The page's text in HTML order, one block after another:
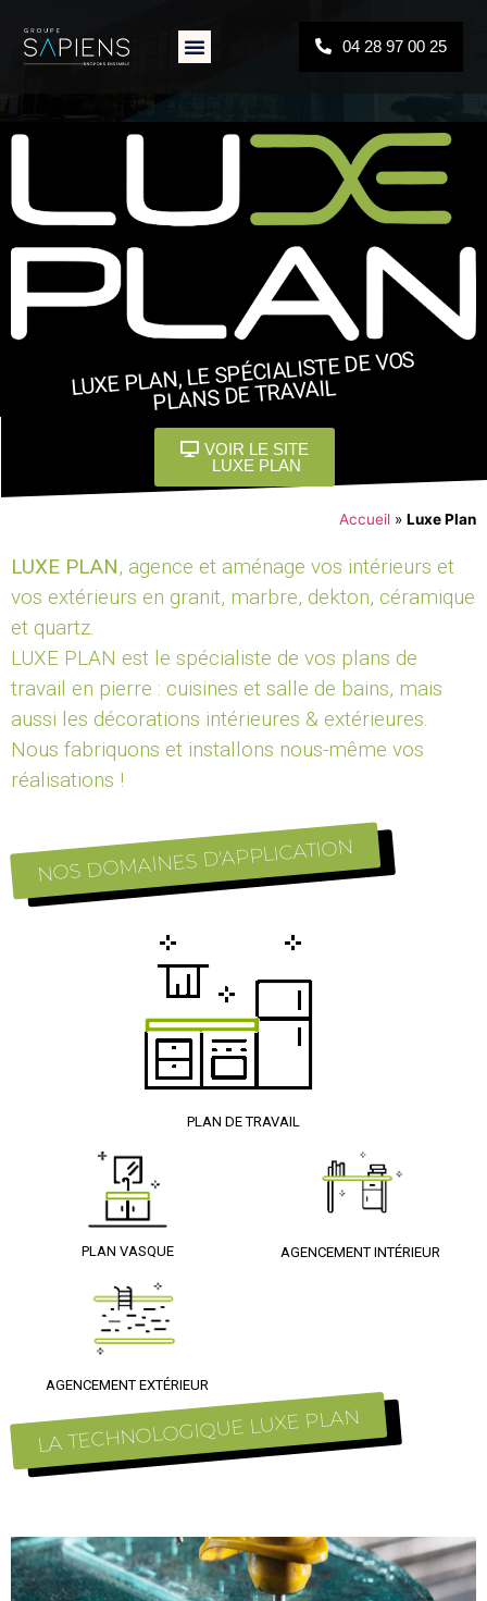
04 28 97 00 25
LUXE PLAN, LE SPÉCIALISTE DE VOS
PLANS DE TRAVAIL
VOIR LE SITE
LUXE PLAN
Accueil » Luxe Plan
LUXE PLAN, agence et aménage vos intérieurs et
vos extérieurs en granit, marbre, dekton, céramique
et quartz.
LUXE PLAN est le spécialiste de vos plans de
travail en pierre : cuisines et salle de bains, mais
aussi les décorations intérieures & extérieures.
Nous fabriquons et installons nous-même vos
réalisations !
NOS DOMAINES D'APPLICATION
PLAN DE TRAVAIL
PLAN VASQUE AGENCEMENT INTÉRIEUR
AGENCEMENT EXTÉRIEUR
LA TECHNOLOGIQUE LUXE PLAN